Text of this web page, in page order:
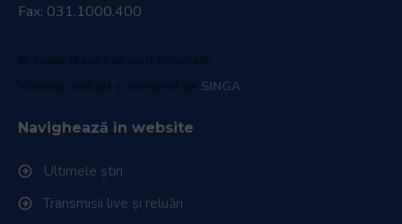
Fax: 031.1000.400
© Toate drepturile sunt rezervate.
Website realizat și întreținut de SINGA
Navighează în website
Ultimele știri
Transmisii live și reluări